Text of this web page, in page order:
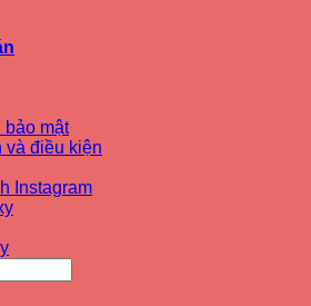
bảo mật
điều kiện
Instagram